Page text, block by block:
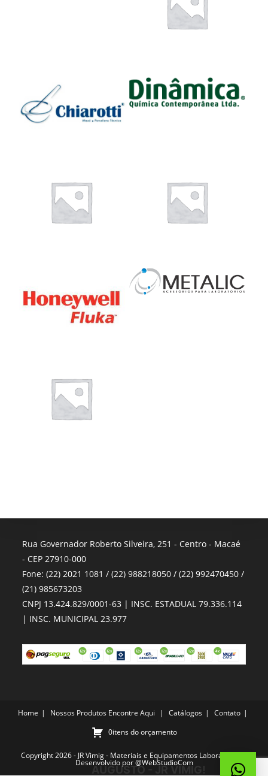
Rua Governador Roberto Silveira, 251 - Centro - Macaé
- CEP 27910-000
Fone: (22) 2021 1081 / (22) 988218050 / (22) 992470450 /
(21) 985673203
CNPJ 13.424.829/0001-63 | INSC. ESTADUAL 79.336.114
| INSC. MUNICIPAL 23.977
Home Nossos Produtos Encontre Aqui Catálogos
Contato
0itens do orçamento
Copyright 2026 - JR Vimig - Materiais e Equipamentos Laboratoriais -
Desenvolvido por@WebStudioCom
AUGUSTO - JR VIMIG!